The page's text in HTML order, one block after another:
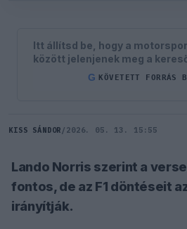
Itt állítsd be, hogy a
között jelenjenek meg a
G KÖVETETT FORRÁS
KISS SÁNDOR / 2026. 05. 13. 15:55
Lando Norris szerint a
fontos, de az F1 döntéseit
irányítják.